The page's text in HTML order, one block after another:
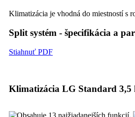
Klimatizácia je vhodná do miestností s
Split systém - špecifikácia a
Stiahnuť PDF
Klimatizácia LG Standard 3,5